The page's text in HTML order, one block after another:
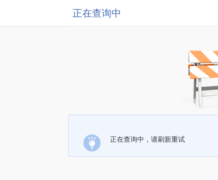
正在查询中
正在查询中，请刷新重试